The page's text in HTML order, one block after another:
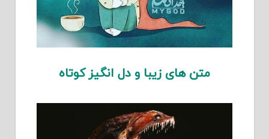
متن های زیبا و دل انگیز کوتاه